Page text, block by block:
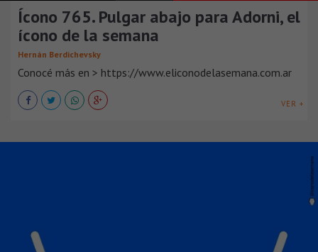
Ícono 765. Pulgar abajo para Adorni, el
ícono de la semana
Hernán Berdichevsky
Conocé más en > https://www.eliconodelasemana.com.ar
VER +